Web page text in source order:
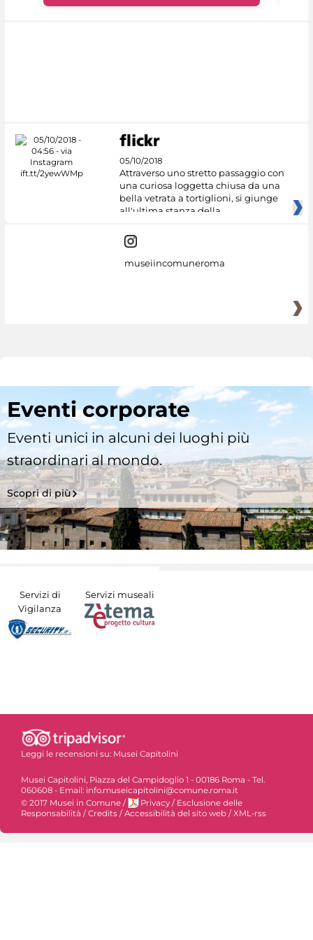
05/10/2018
Attraverso uno stretto passaggio con
una curiosa loggetta chiusa da una
bella vetrata a tortiglioni, si giunge
all'ultima stanza della
museiincomuneroma
Eventi corporate
Eventi unici in alcuni dei luoghi più
straordinari al mondo.
Scopri di più
Servizi di
Vigilanza
Servizi museali
Leggi le recensioni su: Musei Capitolini
Musei Capitolini, Piazza del Campidoglio 1 - 00186 Roma - Tel.
060608 - Email: info.museicapitolini@comune.roma.it
© 2017 Musei in Comune / Privacy / Esclusione delle
Responsabilità /Credits /Accessibilità del sito web /XML-rss